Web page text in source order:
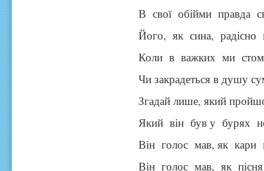
В свої обійми правда
Його, як сина, радісно
Коли в важких ми
Чи закрадеться в душу
Згадай лише, який
Який він був у бурях
Він голос мав, як кари
Він голос мав, як